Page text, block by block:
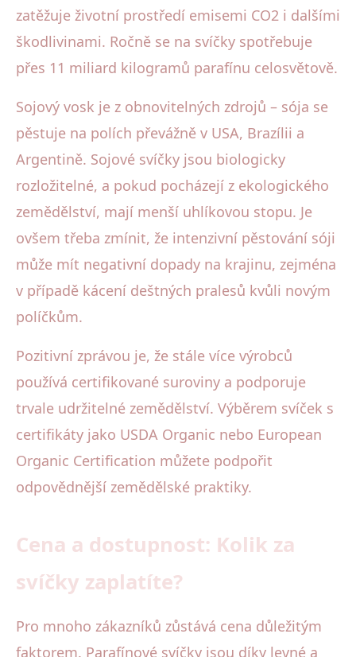
zatěžuje životní prostředí emisemi CO2 i dalšími
škodlivinami. Ročně se na svíčky spotřebuje
přes 11 miliard kilogramů parafínu celosvětově.
Sojový vosk je z obnovitelných zdrojů – sója se
pěstuje na polích převážně v USA, Brazílii a
Argentině. Sojové svíčky jsou biologicky
rozložitelné, a pokud pocházejí z ekologického
zemědělství, mají menší uhlíkovou stopu. Je
ovšem třeba zmínit, že intenzivní pěstování sóji
může mít negativní dopady na krajinu, zejména
v případě kácení deštných pralesů kvůli novým
políčkům.
Pozitivní zprávou je, že stále více výrobců
používá certifikované suroviny a podporuje
trvale udržitelné zemědělství. Výběrem svíček s
certifikáty jako USDA Organic nebo European
Organic Certification můžete podpořit
odpovědnější zemědělské praktiky.
Cena a dostupnost: Kolik za
svíčky zaplatíte?
Pro mnoho zákazníků zůstává cena důležitým
faktorem. Parafínové svíčky jsou díky levné a